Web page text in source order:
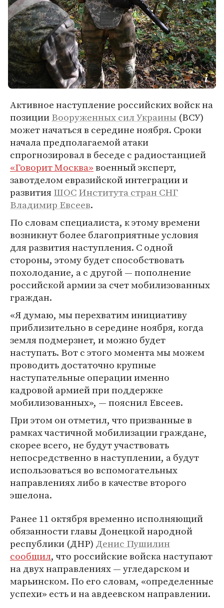
Активное наступление российских войск на
позицииВооруженных силУкраины (ВСУ)
может начаться в середине ноября. Сроки
начала предполагаемой атаки
спрогнозировал в беседе с радиостанцией
«Говорит Москва»военный эксперт,
завотделом евразийской интеграции и
развитияШОСИнститута стран СНГ
Владимир Евсеев.
По словам специалиста, к этому времени
возникнут более благоприятные условия
для развития наступления. С одной
стороны, этому будет способствовать
похолодание, а с другой — пополнение
российской армии за счет мобилизованных
граждан.
«Я думаю, мы перехватим инициативу
приблизительно в середине ноября, когда
земля подмерзнет, и можно будет
наступать. Вот с этого момента мы можем
проводить достаточно крупные
наступательные операции именно
кадровой армией при поддержке
мобилизованных», — пояснил Евсеев.
При этом он отметил, что призванные в
рамках частичной мобилизации граждане,
скорее всего, не будут участвовать
непосредственно в наступлении, а будут
использоваться во вспомогательных
направлениях либо в качестве второго
эшелона.
Ранее 11 октября временно исполняющий
обязанности главы Донецкой народной
республики (ДНР) Денис Пушилин
сообщил, что российские войска наступают
на двух направлениях — угледарском и
марьинском. По его словам, «определенные
успехи» есть и на авдеевском направлении.